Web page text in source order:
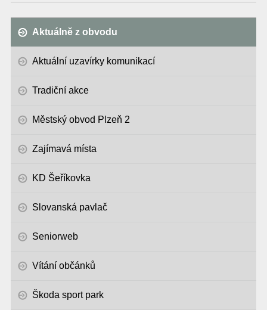
Aktuálně z obvodu
Aktuální uzavírky komunikací
Tradiční akce
Městský obvod Plzeň 2
Zajímavá místa
KD Šeříkovka
Slovanská pavlač
Seniorweb
Vítání občánků
Škoda sport park